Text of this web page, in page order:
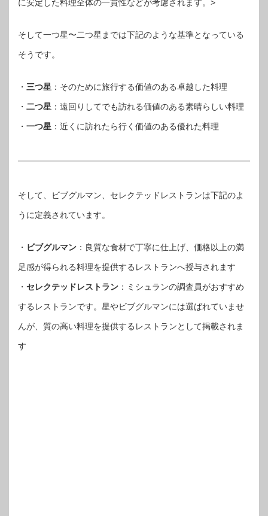
に安定した料理全体の一貫性などが考慮されます。>
そして一つ星〜二つ星までは下記のような基準となっている
そうです。
・ 三つ星 ：そのために旅行する価値のある卓越した料理
・ 二つ星 ：遠回りしてでも訪れる価値のある素晴らしい料理
・ 一つ星 ：近くに訪れたら行く価値のある優れた料理
そして、ビブグルマン、セレクテッドレストランは下記のよ
うに定義されています。
・ ビブグルマン ：良質な食材で丁寧に仕上げ、価格以上の満
足感が得られる料理を提供するレストランへ授与されます
・ セレクテッドレストラン ：ミシュランの調査員がおすすめ
するレストランです。星やビブグルマンには選ばれていませ
んが、質の高い料理を提供するレストランとして掲載されま
す